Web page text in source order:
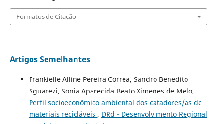
Formatos de Citação
Artigos Semelhantes
Frankielle Alline Pereira Correa, Sandro Benedito
Sguarezi, Sonia Aparecida Beato Ximenes de Melo,
Perfil socioeconômico ambiental dos catadores/as de
materiais recicláveis , DRd - Desenvolvimento Regional